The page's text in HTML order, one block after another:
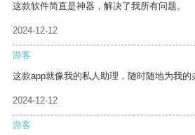
这款软件简直是神器，解决了我所有问题。
2024-12-12
游客
这款app就像我的私人助理，随时随地为我的
2024-12-12
游客